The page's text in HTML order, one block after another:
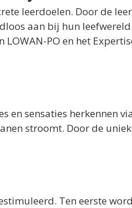
leerdoelen. Door de
aan bij hun
PO en het
sensaties herkennen
stroomt. Door de
Ten eerste